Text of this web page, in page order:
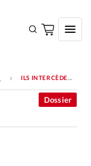
ILS INTERCÈDENT LE JOURNAL EN MAIN
Dossier